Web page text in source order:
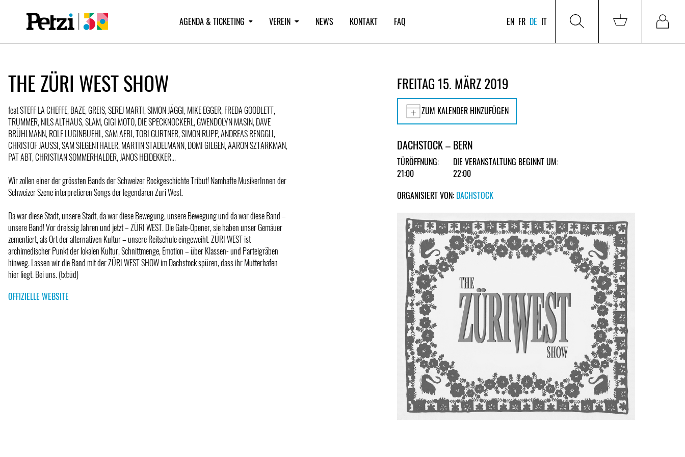
AGENDA & TICKETING VEREIN NEWS KONTAKT FAQ EN FR DE IT
THE ZÜRI WEST SHOW
feat STEFF LA CHEFFE, BAZE, GREIS, SEREJ MARTI, SIMON JÄGGI, MIKE EGGER, FREDA GOODLETT,
TRUMMER, NILS ALTHAUS, SLAM, GIGI MOTO, DIE SPECKNOCKERL, GWENDOLYN MASIN, DAVE
BRÜHLMANN, ROLF LUGINBUEHL, SAM AEBI, TOBI GURTNER, SIMON RUPP, ANDREAS RENGGLI,
CHRISTOF JAUSSI, SAM SIEGENTHALER, MARTIN STADELMANN, DOMI GILGEN, AARON SZTARKMAN,
PAT ABT, CHRISTIAN SOMMERHALDER, JANOS HEIDEKKER...
Wir zollen einer der grössten Bands der Schweizer Rockgeschichte Tribut! Namhafte MusikerInnen der
Schweizer Szene interpretieren Songs der legendären Züri West.
Da war diese Stadt, unsere Stadt, da war diese Bewegung, unsere Bewegung und da war diese Band –
unsere Band! Vor dreissig Jahren und jetzt – ZÜRI WEST. Die Gate-Opener, sie haben unser Gemäuer
zementiert, als Ort der alternativen Kultur – unsere Reitschule eingeweiht. ZÜRI WEST ist
archimedischer Punkt der lokalen Kultur, Schnittmenge, Emotion – über Klassen- und Parteigräben
hinweg. Lassen wir die Band mit der ZÜRI WEST SHOW im Dachstock spüren, dass ihr Mutterhafen
hier liegt. Bei uns. (txt:üd)
OFFIZIELLE WEBSITE
FREITAG 15. MÄRZ 2019
ZUM KALENDER HINZUFÜGEN
DACHSTOCK – BERN
TÜRÖFFNUNG:
21:00
DIE VERANSTALTUNG BEGINNT UM:
22:00
ORGANISIERT VON: DACHSTOCK